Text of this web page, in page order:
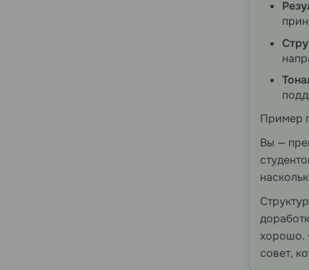
Пример
Вы —
хорошо.
совет,